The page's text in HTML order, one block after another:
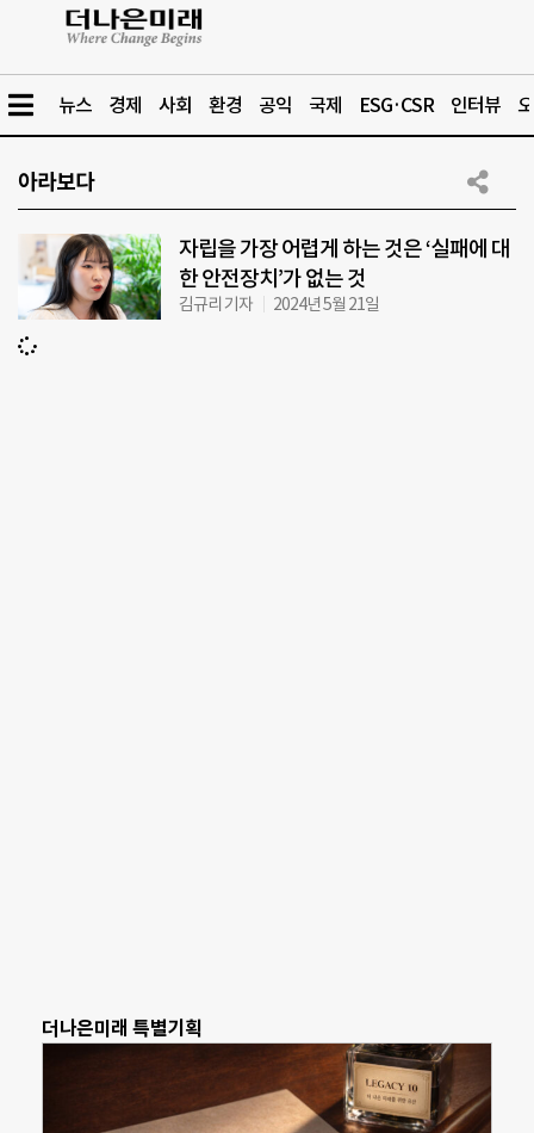
뉴스 경제 사회 환경 공익 국제 ESG·CSR 인터뷰
아라보다
자립을 가장 어렵게 하는 것은 ‘실패에 대
한 안전장치’가 없는 것
김규리 기자 2024년 5월 21일
더나은미래 특별기획